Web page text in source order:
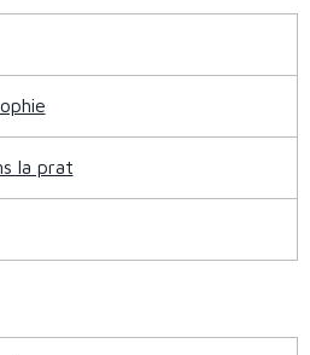
la prat